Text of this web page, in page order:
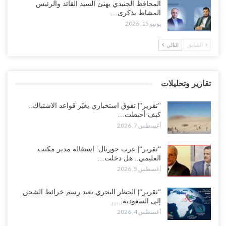
في أحياء المكلا بالتزامن مع العصيان المدني..!
أغسطس 6, 2026
“حضرموت“| الانتقالي يرفع التصعيد بالعصيان المدني.. ورسالة تحدٍ
“تقرير“| عرب جورنال: استقالة مدير مكتب العليمي.. هل دخلت سلطة
الرئاسي مرحلة التفكك المؤسسي..!
أغسطس 5, 2026
حضرموت على حافة الانفجار.. اشتباكات قبلية مع فصائل سعودية
وتعزيزات عسكرية لحماية ترتيبات تصدير النفط..!
أغسطس 5, 2026
الوطن” تبدأ الانتشار..!
أغسطس 5, 2026
المحافظ الجنيدي يهنئ السيد القائد والرئيس
المشاط بذكرى…
يونيو 15, 2026
السابق التالي
تقارير وتحليلات
“تقرير“| تفوق استخباري يغيّر قواعد الاشتباك..
كيف أحبطت…
أغسطس 7, 2026
“تقرير“| عرب جورنال: استقالة مدير مكتب
العليمي.. هل دخلت…
أغسطس 5, 2026
“تقرير“| الحظر البحري يعيد رسم خرائط الشحن
إلى السعودية..…
أغسطس 4, 2026